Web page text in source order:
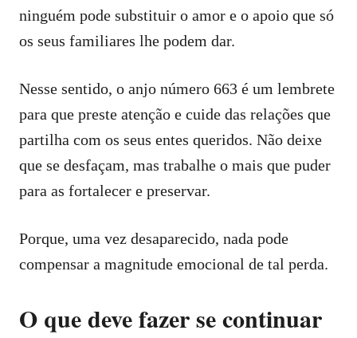
ninguém pode substituir o amor e o apoio que só
os seus familiares lhe podem dar.
Nesse sentido, o anjo número 663 é um lembrete
para que preste atenção e cuide das relações que
partilha com os seus entes queridos. Não deixe
que se desfaçam, mas trabalhe o mais que puder
para as fortalecer e preservar.
Porque, uma vez desaparecido, nada pode
compensar a magnitude emocional de tal perda.
O que deve fazer se continuar